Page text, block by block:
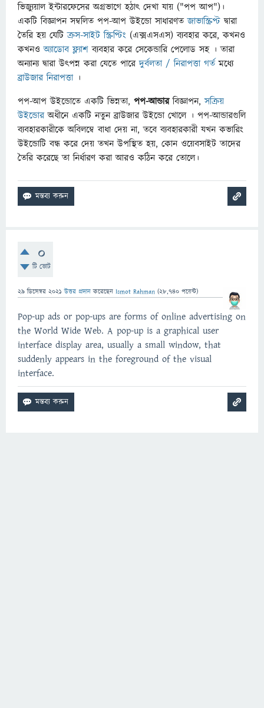
ভিজ্যুয়াল ইন্টারফেসের অগ্রভাগে হঠাৎ দেখা যায় ("পপ আপ")।
একটি বিজ্ঞাপন সম্বলিত পপ-আপ উইন্ডো সাধারণতজাভাস্ক্রিপ্ট দ্বারা
তৈরি হয় যেটিক্রস-সাইট স্ক্রিপ্টিং (এক্সএসএস) ব্যবহার করে, কখনও
কখনওঅ্যাডোব ফ্ল্যাশ ব্যবহার করে সেকেন্ডারি পেলোড সহ । তারা
অন্যান্য দ্বারা উত্পন্ন করা যেতে পারেদুর্বলতা / নিরাপত্তা গর্তমধ্যে
ব্রাউজার নিরাপত্তা।
পপ-আপ উইন্ডোতে একটি ভিন্নতা, পপ-আন্ডারবিজ্ঞাপন,সক্রিয়
উইন্ডোরঅধীনে একটি নতুন ব্রাউজার উইন্ডো খোলে । পপ-আন্ডারগুলি
ব্যবহারকারীকে অবিলম্বে বাধা দেয় না, তবে ব্যবহারকারী যখন কভারিং
উইন্ডোটি বন্ধ করে দেয় তখন উপস্থিত হয়, কোন ওয়েবসাইট তাদের
তৈরি করেছে তা নির্ধারণ করা আরও কঠিন করে তোলে।
0
টি ভোট
29 ডিসেম্বর 2021 উত্তর প্রদান করেছেন Ismot Rahman (28,740 পয়েন্ট)
Pop-up ads or pop-ups are forms of online advertising on
the World Wide Web. A pop-up is a graphical user
interface display area, usually a small window, that
suddenly appears in the foreground of the visual
interface.